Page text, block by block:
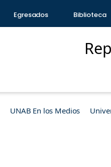
Egresados Biblioteca
UNAB En los Medios